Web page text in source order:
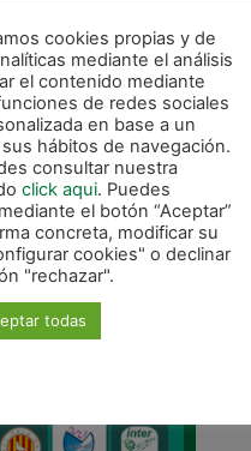
DE LIGA
cookies propias y de
mediante el análisis
el contenido mediante
de redes sociales
en base a un
hábitos de navegación.
consultar nuestra
click aqui. Puedes
el botón “Aceptar”
concreta, modificar su
cookies" o declinar
"rechazar".
todas